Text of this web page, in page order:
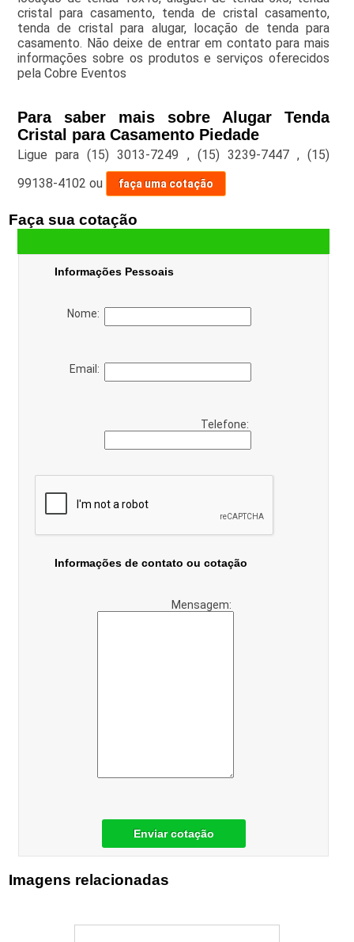
cristal para casamento, tenda de cristal casamento,
tenda de cristal para alugar, locação de tenda para
casamento. Não deixe de entrar em contato para mais
informações sobre os produtos e serviços oferecidos
pela Cobre Eventos
Para saber mais sobre Alugar Tenda
Cristal para Casamento Piedade
Ligue para(15) 3013-7249 , (15) 3239-7447 ,(15)
99138-4102 ou faça uma cotação
Faça sua cotação
Informações Pessoais
Nome:
Email:
Telefone:
Informações de contato ou cotação
Mensagem:
Enviar cotação
Imagens relacionadas